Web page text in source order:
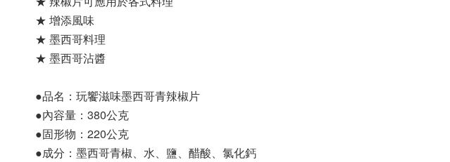
★ 增添風味
★ 墨西哥料理
★ 墨西哥沾醬
●品名：玩饗滋味墨西哥青辣椒片
●內容量：380公克
●固形物：220公克
●成分：墨西哥青椒、水、鹽、醋酸、氯化鈣